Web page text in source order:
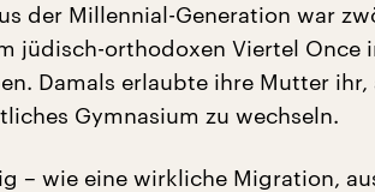
der Millennial-Generation war
jüdisch-orthodoxen Viertel Once
Damals erlaubte ihre Mutter
Gymnasium zu wechseln.
– wie eine wirkliche Migration,